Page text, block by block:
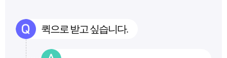
퀵으로 받고 싶습니다.